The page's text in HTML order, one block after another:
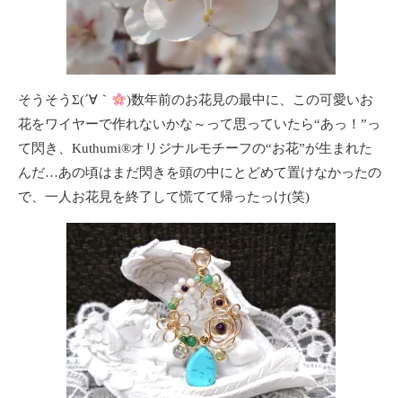
そうそうΣ(´∀｀
)数年前のお花見の最中に、この可愛いお
花をワイヤーで作れないかな～って思っていたら“あっ！”っ
て閃き、Kuthumi®オリジナルモチーフの“お花”が生まれた
んだ…あの頃はまだ閃きを頭の中にとどめて置けなかったの
で、一人お花見を終了して慌てて帰ったっけ(笑)